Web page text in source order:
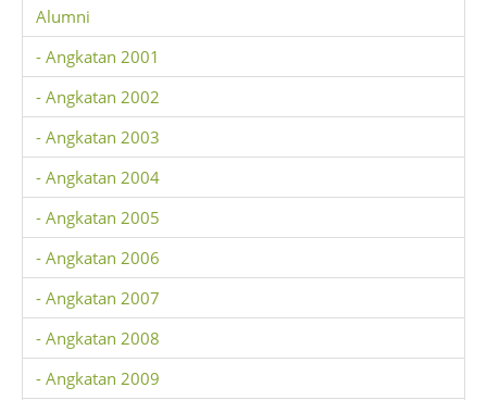
Alumni
- Angkatan 2001
- Angkatan 2002
- Angkatan 2003
- Angkatan 2004
- Angkatan 2005
- Angkatan 2006
- Angkatan 2007
- Angkatan 2008
- Angkatan 2009